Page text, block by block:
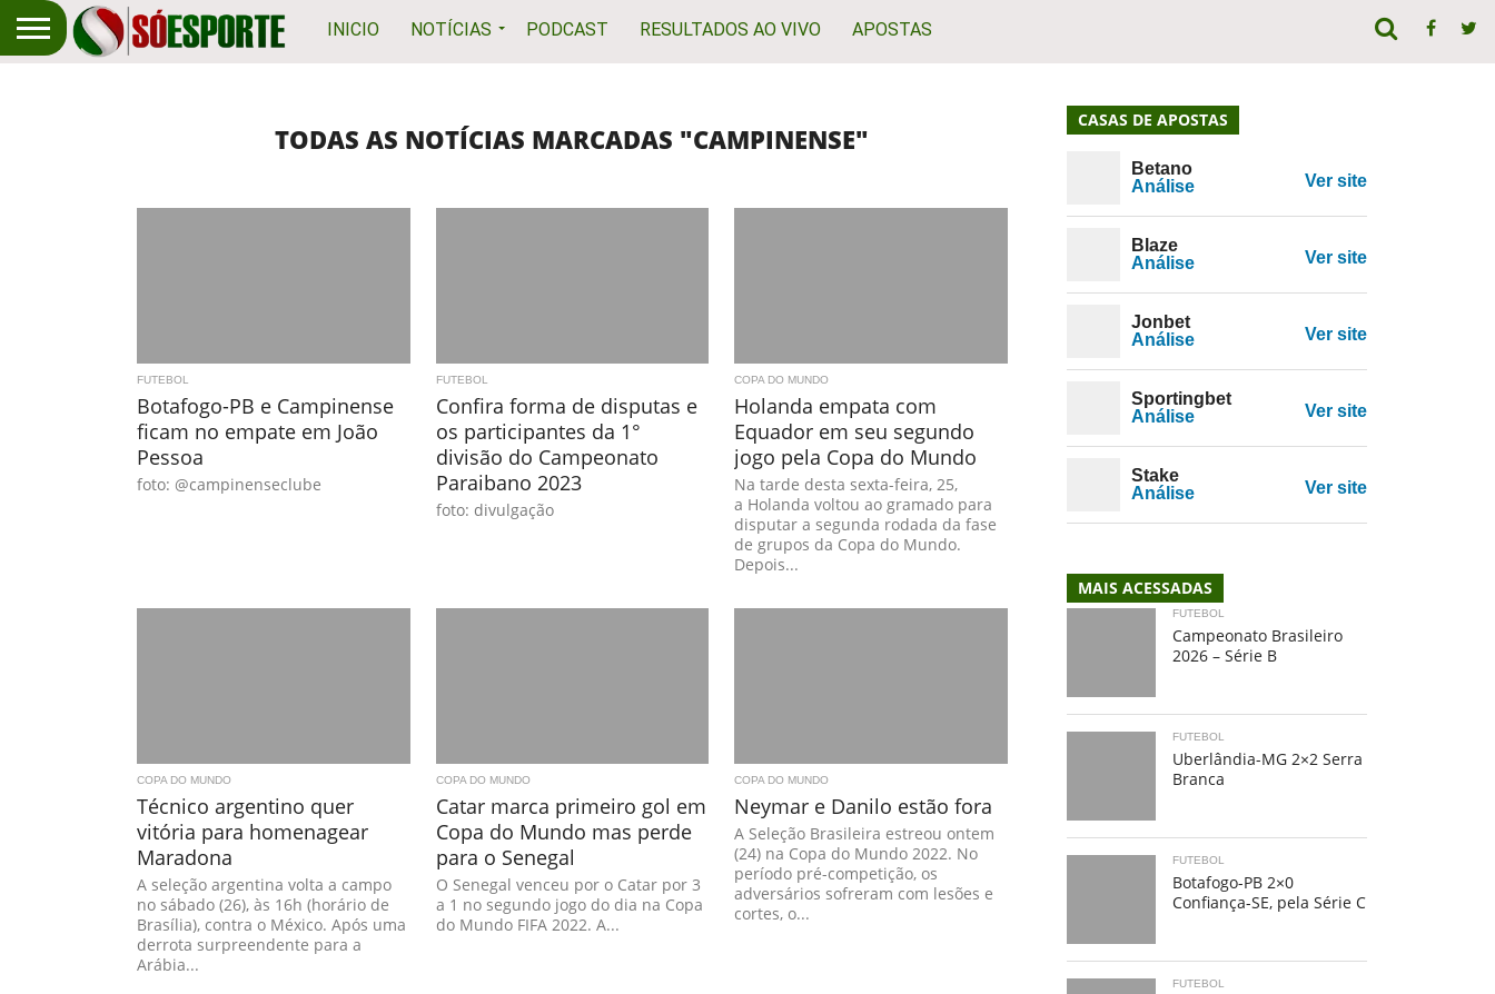
INICIO NOTÍCIAS PODCAST RESULTADOS AO VIVO APOSTAS
TODAS AS NOTÍCIAS MARCADAS "CAMPINENSE"
FUTEBOL
Botafogo-PB e Campinense
ficam no empate em João
Pessoa
foto: @campinenseclube
FUTEBOL
Confira forma de disputas e
os participantes da 1°
divisão do Campeonato
Paraibano 2023
foto: divulgação
COPA DO MUNDO
Holanda empata com
Equador em seu segundo
jogo pela Copa do Mundo
Na tarde desta sexta-feira, 25,
a Holanda voltou ao gramado para
disputar a segunda rodada da fase
de grupos da Copa do Mundo.
Depois...
COPA DO MUNDO
Técnico argentino quer
vitória para homenagear
Maradona
A seleção argentina volta a campo
no sábado (26), às 16h (horário de
Brasília), contra o México. Após uma
derrota surpreendente para a
Arábia...
COPA DO MUNDO
Catar marca primeiro gol em
Copa do Mundo mas perde
para o Senegal
O Senegal venceu por o Catar por 3
a 1 no segundo jogo do dia na Copa
do Mundo FIFA 2022. A...
COPA DO MUNDO
Neymar e Danilo estão fora
A Seleção Brasileira estreou ontem
(24) na Copa do Mundo 2022. No
período pré-competição, os
adversários sofreram com lesões e
cortes, o...
CASAS DE APOSTAS
Betano
Análise
Ver site
Blaze
Análise
Ver site
Jonbet
Análise
Ver site
Sportingbet
Análise
Ver site
Stake
Análise
Ver site
MAIS ACESSADAS
FUTEBOL
Campeonato Brasileiro
2026 – Série B
FUTEBOL
Uberlândia-MG 2×2 Serra
Branca
FUTEBOL
Botafogo-PB 2×0
Confiança-SE, pela Série C
FUTEBOL